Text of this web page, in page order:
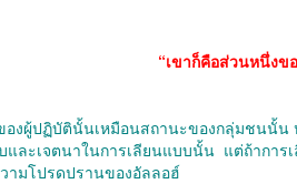
“เขาก็คือส่วนหนึ่ง
องผู้ปฏิบัตินั้นเหมือนสถานะของกลุ่มชนนั้น
และเจตนาในการเลียนแบบนั้น แต่ถ้ากา
ามโปรดปรานของอัลลอฮ์